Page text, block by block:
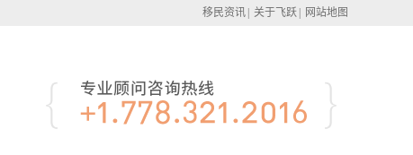
移民资讯 关于飞跃 网站地图